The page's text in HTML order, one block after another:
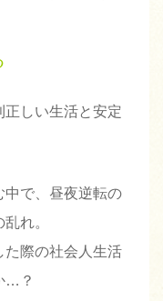
正しい生活と安定
中で、昼夜逆転の
れ。
た際の社会人生活
…？